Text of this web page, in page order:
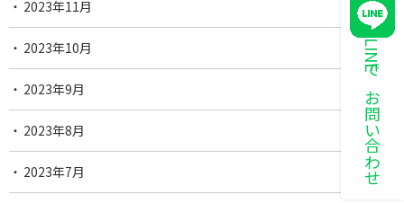
LINEでお問い合わせ
2023年11月
2023年10月
2023年9月
2023年8月
2023年7月